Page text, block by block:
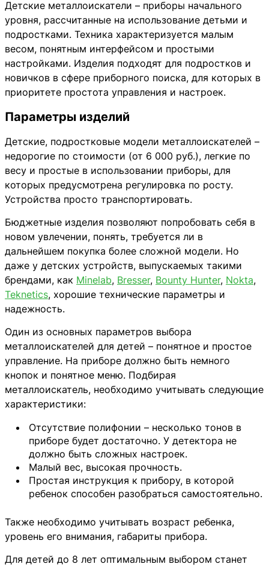
Детские металлоискатели – приборы начального
уровня, рассчитанные на использование детьми и
подростками. Техника характеризуется малым
весом, понятным интерфейсом и простыми
настройками. Изделия подходят для подростков и
новичков в сфере приборного поиска, для которых в
приоритете простота управления и настроек.
Параметры изделий
Детские, подростковые модели металлоискателей –
недорогие по стоимости (от 6 000 руб.), легкие по
весу и простые в использовании приборы, для
которых предусмотрена регулировка по росту.
Устройства просто транспортировать.
Бюджетные изделия позволяют попробовать себя в
новом увлечении, понять, требуется ли в
дальнейшем покупка более сложной модели. Но
даже у детских устройств, выпускаемых такими
брендами, как Minelab, Bresser, Bounty Hunter, Nokta,
Teknetics, хорошие технические параметры и
надежность.
Один из основных параметров выбора
металлоискателей для детей – понятное и простое
управление. На приборе должно быть немного
кнопок и понятное меню. Подбирая
металлоискатель, необходимо учитывать следующие
характеристики:
Отсутствие полифонии – несколько тонов в
приборе будет достаточно. У детектора не
должно быть сложных настроек.
Малый вес, высокая прочность.
Простая инструкция к прибору, в которой
ребенок способен разобраться самостоятельно.
Также необходимо учитывать возраст ребенка,
уровень его внимания, габариты прибора.
Для детей до 8 лет оптимальным выбором станет